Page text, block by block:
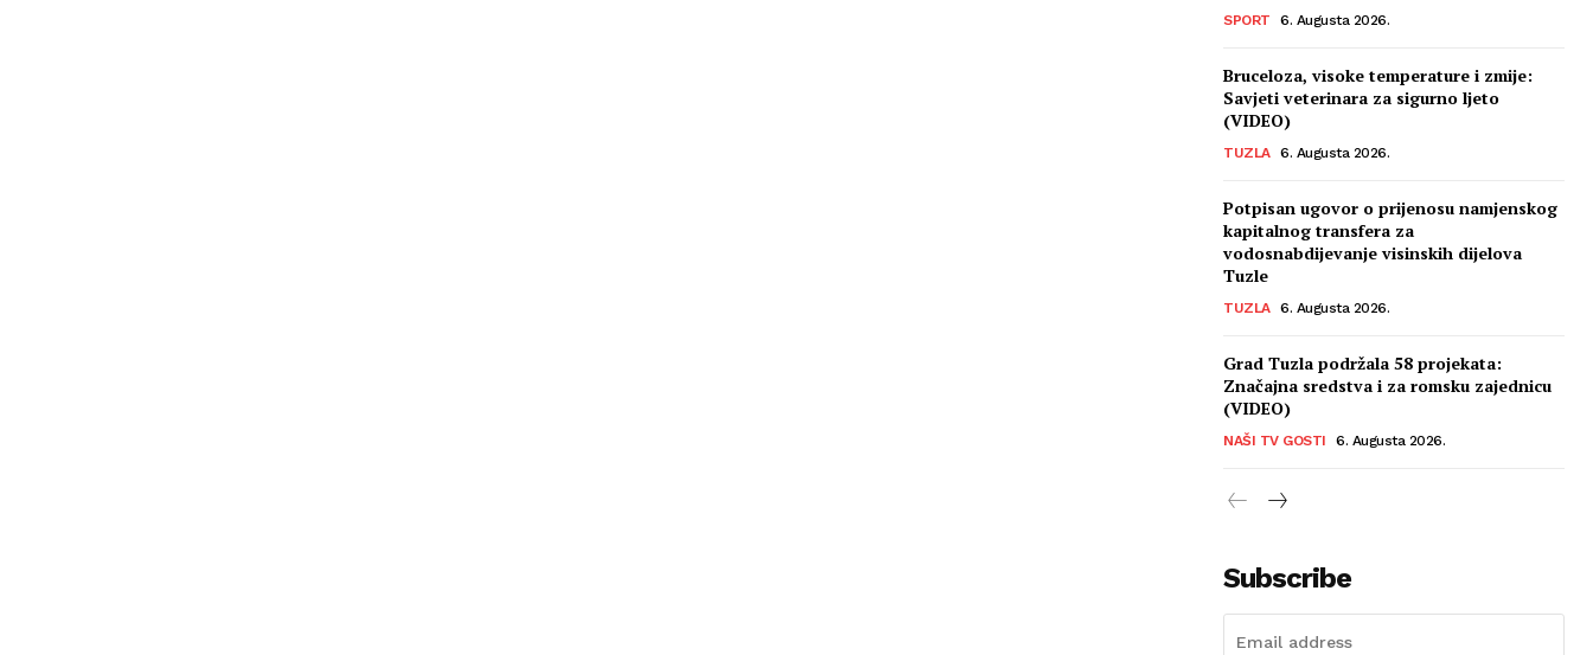
SPORT 6. Augusta 2026.
Bruceloza, visoke temperature i zmije:
Savjeti veterinara za sigurno ljeto
(VIDEO)
TUZLA 6. Augusta 2026.
Potpisan ugovor o prijenosu namjenskog
kapitalnog transfera za
vodosnabdijevanje visinskih dijelova
Tuzle
TUZLA 6. Augusta 2026.
Grad Tuzla podržala 58 projekata:
Značajna sredstva i za romsku zajednicu
(VIDEO)
NAŠI TV GOSTI 6. Augusta 2026.
Subscribe